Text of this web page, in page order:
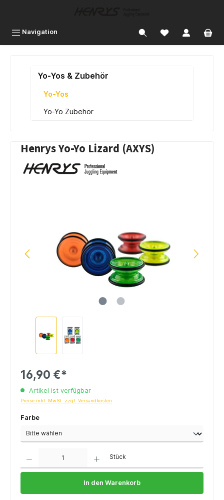
Navigation
Yo-Yos & Zubehör
Yo-Yos
Yo-Yo Zubehör
Henrys Yo-Yo Lizard (AXYS)
16,90 €*
Artikel ist verfügbar
Preise inkl. MwSt. zzgl. Versandkosten
Farbe
Stück
In den Warenkorb